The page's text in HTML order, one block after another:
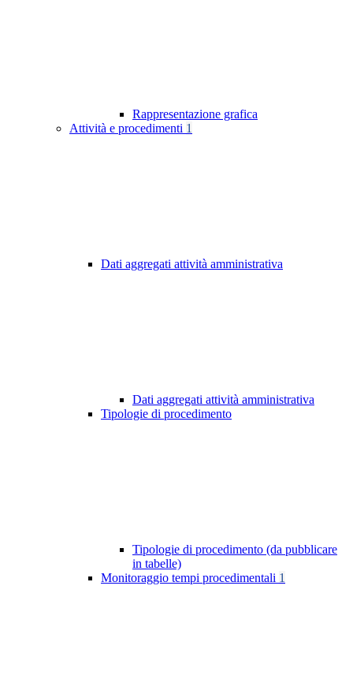
Rappresentazione grafica
Attività e procedimenti 1
Dati aggregati attività amministrativa
Dati aggregati attività amministrativa
Tipologie di procedimento
Tipologie di procedimento (da pubblicare
in tabelle)
Monitoraggio tempi procedimentali 1